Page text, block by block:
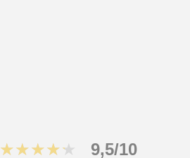
★★★★★ 9,5/10